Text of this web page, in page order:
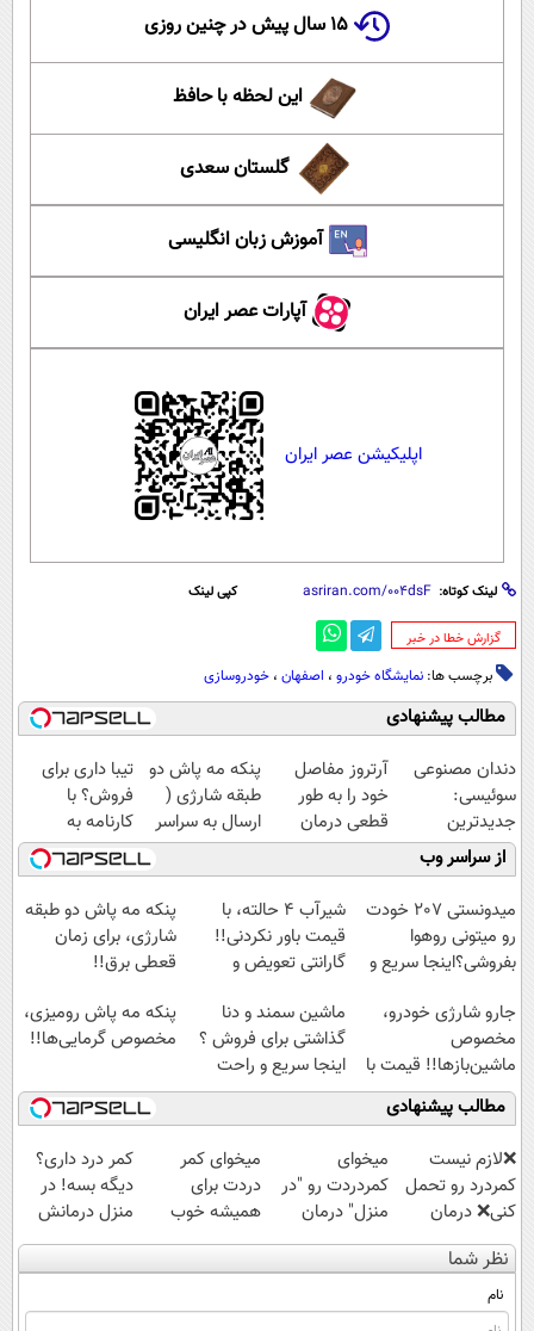
۱۵ سال پیش در چنین روزی
این لحظه با حافظ
گلستان سعدی
آموزش زبان انگلیسی
آپارات عصر ایران
اپلیکیشن عصر ایران
لینک کوتاه: کپی لینک
‌گزارش خطا در خبر
برچسب ها: نمایشگاه خودرو ، اصفهان ، خودروسازی
مطالب پیشنهادی
دندان مصنوعی
سوئیسی:
جدیدترین
فناوری اروپا،
سبک و مقاوم |
پرداخت قسطی
آرتروز مفاصل
خود را به طور
قطعی درمان
کنید!
◗پرسش‌نامه◖
پنکه مه پاش دو
طبقه شارژی (
ارسال به سراسر
کشور)
تیبا داری برای
فروش؟ با
کارنامه به
بهترین قیمت
بفروش!
از سراسر وب
میدونستی 207 خودت
رو میتونی روهوا
بفروشی؟اینجا سریع و
شیر‌آب ۴ حالته، با
قیمت باور نکردنی!!
گارانتی تعویض و
پنکه مه پاش دو طبقه
شارژی، برای زمان
قعطی برق!!
جارو شارژی خودرو،
مخصوص
ماشین‌باز‌ها!! قیمت با
تخفیف: فقط
1,499,000
ماشین سمند و دنا
گذاشتی برای فروش ؟
اینجا سریع و راحت
بفروش
پنکه مه پاش رومیزی،
مخصوص گرمایی‌ها!!
مطالب پیشنهادی
❌لازم نیست
کمردرد رو تحمل
کنی❌ درمان
بدون جراحی و
قرص
(پرسشنامه)
میخوای
کمردردت رو "در
منزل" درمان
کنی؟ (◂فیلم +
◂پرسش‌نامه)
میخوای کمر
دردت برای
همیشه خوب
شه؟ ◀
پرسش‌نامه رو پر
کمر درد داری؟
دیگه بسه! در
منزل درمانش
کن
(◀پرسش‌نامه)
نظر شما
نام